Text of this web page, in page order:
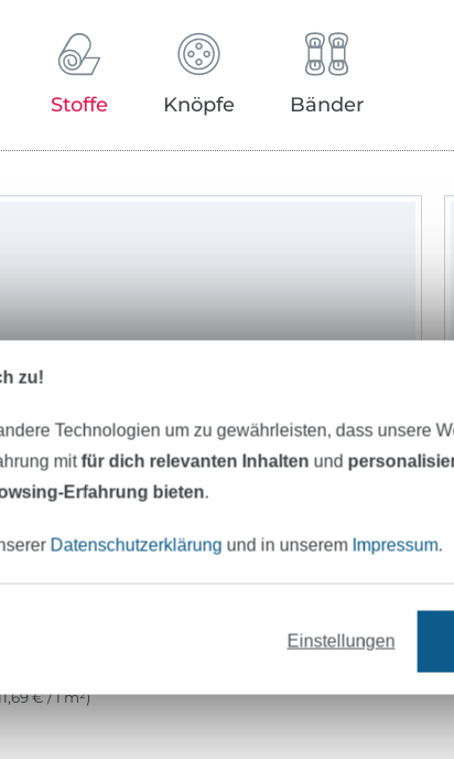
Stoffe Knöpfe Bänder
€ / 1 m²)
zu!
Technologien um zu gewährleisten, dass unsere
mitfür dich relevanten Inhalten und
Erfahrung bieten.
Datenschutzerklärung und in unserem Impressum.
Einstellungen